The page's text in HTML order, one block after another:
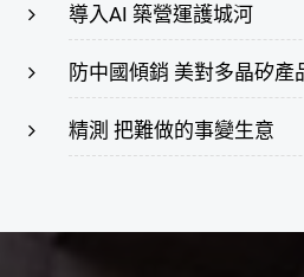
導入AI 築營運護城河
防中國傾銷 美對多晶矽產
精測 把難做的事變生意